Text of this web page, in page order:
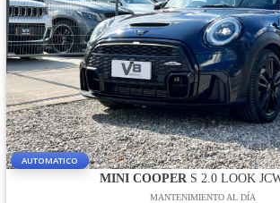
AUTOMATICO
MINI COOPER S 2.0 LOOK
MANTENIMIENTO AL DÍA